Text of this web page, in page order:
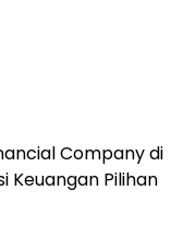
Company di
Keuangan Pilihan